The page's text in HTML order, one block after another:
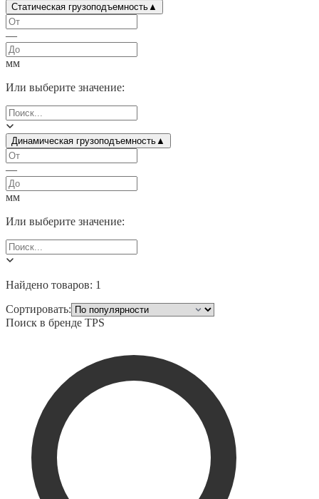
Статическая грузоподъемность▲
—
мм
Или выберите значение:
Динамическая грузоподъемность▲
—
мм
Или выберите значение:
Найдено товаров: 1
Сортировать:
Поиск в бренде TPS